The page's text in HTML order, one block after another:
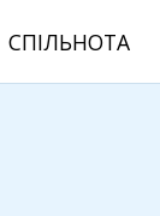
СПІЛЬНОТА